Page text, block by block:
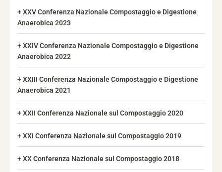
XXV Conferenza Nazionale Compostaggio e Digestione
Anaerobica 2023
XXIV Conferenza Nazionale Compostaggio e Digestione
Anaerobica 2022
XXIII Conferenza Nazionale Compostaggio e Digestione
Anaerobica 2021
XXII Conferenza Nazionale sul Compostaggio 2020
XXI Conferenza Nazionale sul Compostaggio 2019
XX Conferenza Nazionale sul Compostaggio 2018